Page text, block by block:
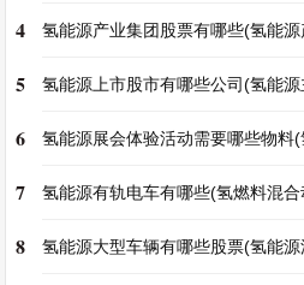
4 氢能源产业集团股票有哪些(氢能
5 氢能源上市股市有哪些公司(氢能
6 氢能源展会体验活动需要哪些物料
7 氢能源有轨电车有哪些(氢燃料混
8 氢能源大型车辆有哪些股票(氢能